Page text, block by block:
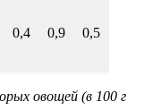
0,4 0,9 0,5
овощей (в 100 г